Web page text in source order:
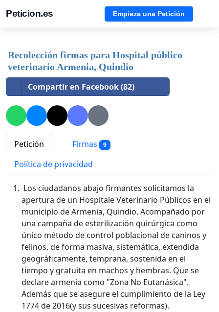
Peticion.es Empieza una Petición
Recolección firmas para Hospital público
veterinario Armenia, Quindio
Compartir en Facebook (82)
Petición Firmas 9
Política de privacidad
Los ciudadanos abajo firmantes solicitamos la
apertura de un Hospitale Veterinario Públicos en el
municipio de Armenia, Quindio, Acompañado por
una campaña de esterilización quirúrgica como
único método de control poblacional de caninos y
felinos, de forma masiva, sistemática, extendida
geográficamente, temprana, sostenida en el
tiempo y gratuita en machos y hembras. Que se
declare armenia como "Zona No Eutanásica".
Además que se asegure el cumplimiento de la Ley
1774 de 2016(y sus sucesivas reformas).